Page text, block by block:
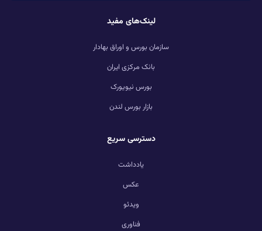
لینک‌های مفید
سازمان بورس و اوراق بهادار
بانک مرکزی ایران
بورس نیویورک
بازار بورس لندن
دسترسی سریع
یادداشت
عکس
ویدئو
فناوری